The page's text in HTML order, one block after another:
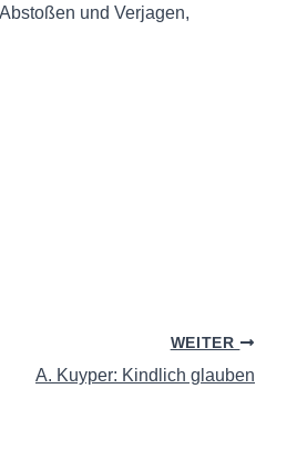
und Verjagen,
WEITER
A. Kuyper: Kindlich glauben